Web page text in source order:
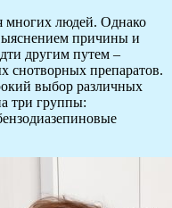
многих людей. Однако
причины и
другим путем –
снотворных препаратов.
выбор различных
три группы: